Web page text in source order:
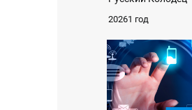
20261 год